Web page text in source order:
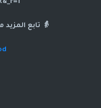
👵 تابع